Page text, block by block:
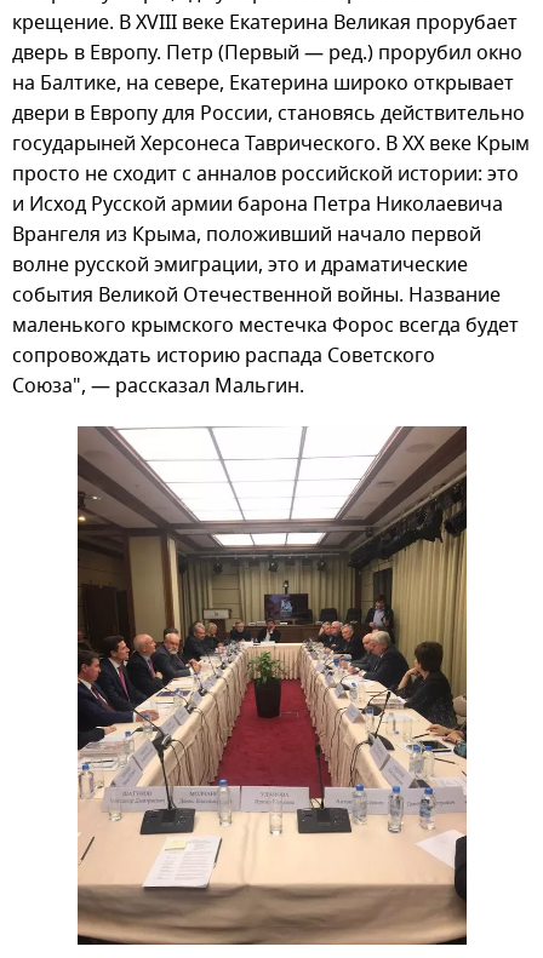
крещение. В ХVIII веке Екатерина Великая прорубает
дверь в Европу. Петр (Первый — ред.) прорубил окно
на Балтике, на севере, Екатерина широко открывает
двери в Европу для России, становясь действительно
государыней Херсонеса Таврического. В ХХ веке Крым
просто не сходит с анналов российской истории: это
и Исход Русской армии барона Петра Николаевича
Врангеля из Крыма, положивший начало первой
волне русской эмиграции, это и драматические
события Великой Отечественной войны. Название
маленького крымского местечка Форос всегда будет
сопровождать историю распада Советского
Союза", — рассказал Мальгин.